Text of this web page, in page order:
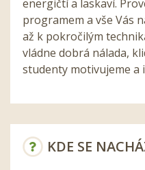
energičtí a laskaví.
programem a vše Vás
až k pokročilým
vládne dobrá nálada,
studenty motivujeme a
KDE SE